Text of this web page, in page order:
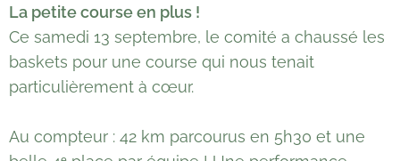
La petite course en plus ! 🏃‍♂️
Ce samedi 13 septembre, le comité a chaussé les
baskets pour une course qui nous tenait
particulièrement à cœur.
Au compteur : 42 km parcourus en 5h30 et une